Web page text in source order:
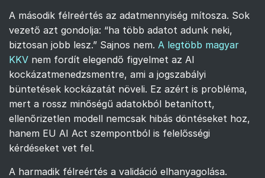
A második félreértés az adatmennyiség mítosza. Sok
vezető azt gondolja: “ha több adatot adunk neki,
biztosan jobb lesz.” Sajnos nem. A legtöbb magyar
KKV nem fordít elegendő figyelmet az AI
kockázatmenedzsmentre, ami a jogszabályi
büntetések kockázatát növeli. Ez azért is probléma,
mert a rossz minőségű adatokból betanított,
ellenőrizetlen modell nemcsak hibás döntéseket hoz,
hanem EU AI Act szempontból is felelősségi
kérdéseket vet fel.
A harmadik félreértés a validáció elhanyagolása.